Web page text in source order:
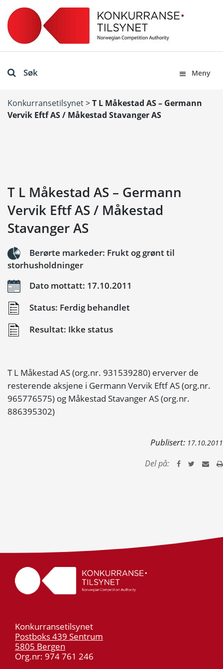
Søk Meny
Konkurransetilsynet>T L Måkestad AS – Germann
Vervik Eftf AS / Måkestad Stavanger AS
T L Måkestad AS – Germann
Vervik Eftf AS / Måkestad
Stavanger AS
Berørte markeder: Frukt og grønt til
storhusholdninger
Dato mottatt: 17.10.2011
Status: Ferdig behandlet
Resultat: Ikke status
T L Måkestad AS (org.nr. 931539280) erverver de
resterende aksjene i Germann Vervik Eftf AS (org.nr.
965776575) og Måkestad Stavanger AS (org.nr.
886395302)
Publisert: 17.10.2011
Del på:
Konkurransetilsynet
Postboks 439 Sentrum
5805 Bergen
Org.nr: 974 761 246